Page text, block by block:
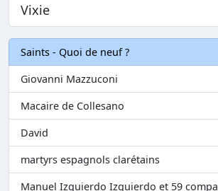
Vixie
Saints - Quoi de neuf ?
Giovanni Mazzuconi
Macaire de Collesano
David
martyrs espagnols clarétains
Manuel Izquierdo Izquierdo et 59